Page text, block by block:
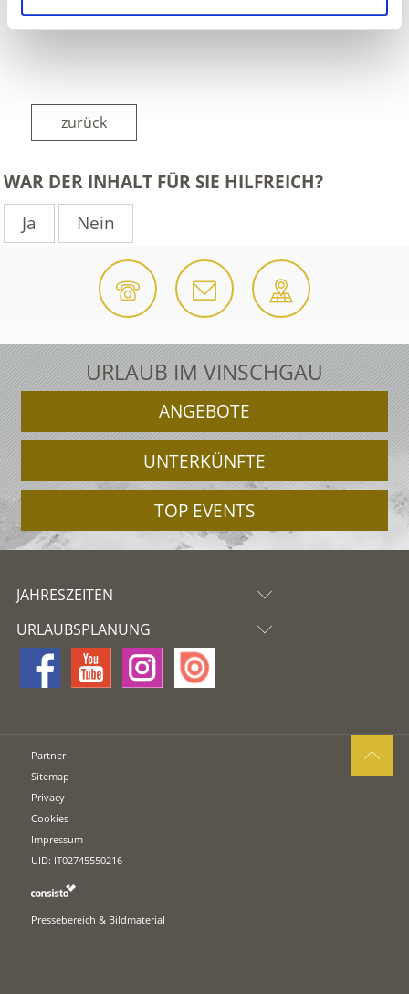
zurück
WAR DER INHALT FÜR SIE HILFREICH?
Ja
Nein
URLAUB IM VINSCHGAU
ANGEBOTE
UNTERKÜNFTE
TOP EVENTS
JAHRESZEITEN
URLAUBSPLANUNG
Partner
Sitemap
Privacy
Cookies
Impressum
UID: IT02745550216
Pressebereich & Bildmaterial